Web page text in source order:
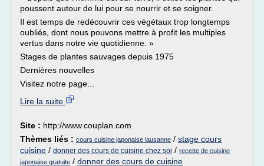
poussent autour de lui pour se nourrir et se soigner.
Il est temps de redécouvrir ces végétaux trop longtemps
oubliés, dont nous pouvons mettre à profit les multiples
vertus dans notre vie quotidienne. »
Stages de plantes sauvages depuis 1975
Dernières nouvelles
Visitez notre page...
Lire la suite
Site : http://www.couplan.com
Thèmes liés : cours cuisine japonaise lausanne / stage cours
cuisine / donner des cours de cuisine chez soi / recette de cuisine
japonaise gratuite / donner des cours de cuisine